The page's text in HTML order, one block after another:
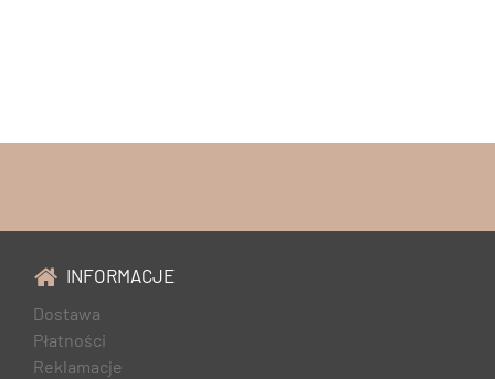
INFORMACJE
Dostawa
Płatności
Reklamacje